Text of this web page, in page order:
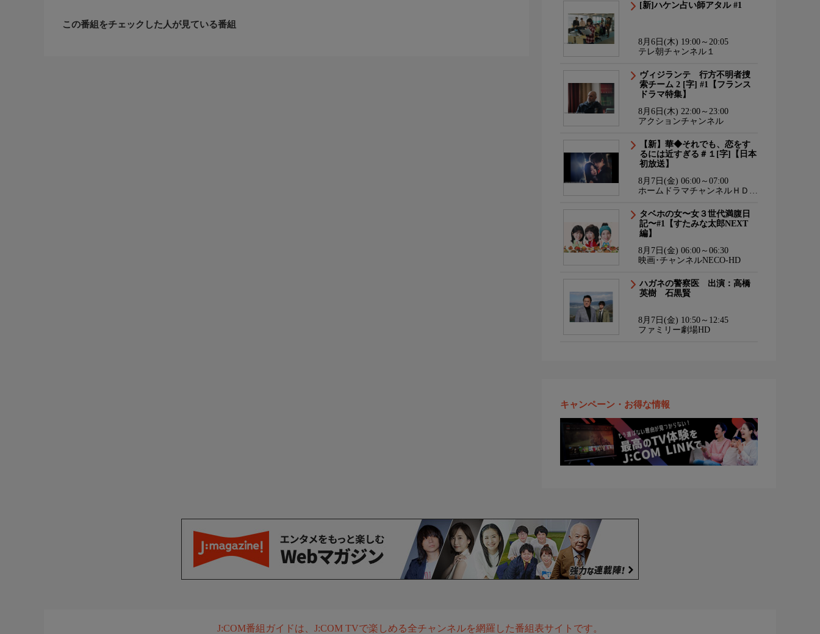
この番組をチェックした人が見ている番組
[新]ハケン占い師アタル #1
8月6日(木) 19:00～20:05
テレ朝チャンネル１
ヴィジランテ 行方不明者捜
索チーム 2 [字] #1【フランス
ドラマ特集】
8月6日(木) 22:00～23:00
アクションチャンネル
【新】華◆それでも、恋をす
るには近すぎる＃１[字]【日本
初放送】
8月7日(金) 06:00～07:00
ホームドラマチャンネルＨＤ
タベホの女〜女３世代満腹日
記〜#1【すたみな太郎NEXT
編】
8月7日(金) 06:00～06:30
映画･チャンネルNECO-HD
ハガネの警察医 出演：高橋
英樹 石黒賢
8月7日(金) 10:50～12:45
ファミリー劇場HD
キャンペーン・お得な情報
J:COM番組ガイドは、J:COM TVで楽しめる全チャンネルを網羅した番組表サイトです。